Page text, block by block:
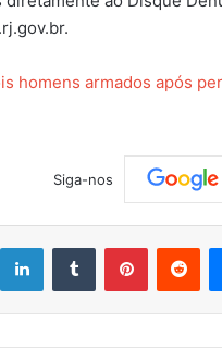
homens armados após
Siga-nos